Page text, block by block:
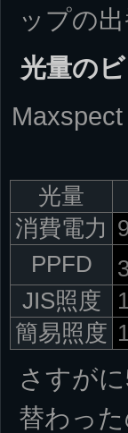
ップの
光量の
光量
消費電力
PPFD
JIS照度
簡易照度
さすが
替わっ